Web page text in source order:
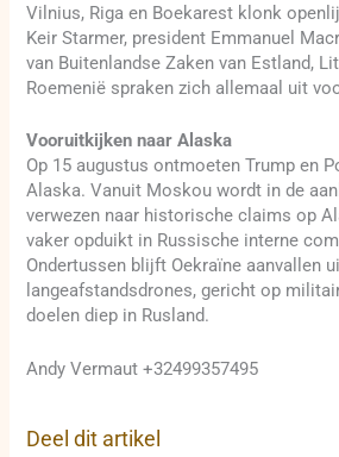
Vilnius, Riga en Boekarest klonk
Keir Starmer, president Emmanuel
van Buitenlandse Zaken van Estland,
Roemenië spraken zich allemaal uit
Vooruitkijken naar Alaska
Op 15 augustus ontmoeten Trump en
Alaska. Vanuit Moskou wordt in de
verwezen naar historische claims op
vaker opduikt in Russische interne
Ondertussen blijft Oekraïne aanvallen
langeafstandsdrones, gericht op
doelen diep in Rusland.
Andy Vermaut +32499357495
Deel dit artikel